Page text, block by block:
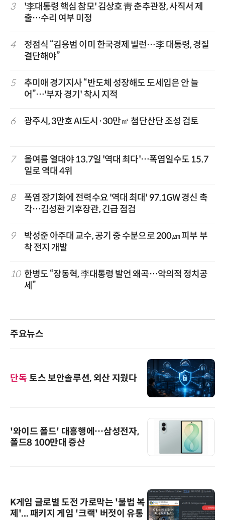
3
'李대통령 핵심 참모' 김상호 靑 춘추관장, 사직서 제
출…수리 여부 미정
4
정점식 “김용범 이미 한국경제 빌런…李 대통령, 경질
결단해야”
5
추미애 경기지사 “반도체 성장해도 도세입은 안 늘
어”…'부자 경기' 착시 지적
6 광주시, 3만호 AI도시·30만㎡ 첨단산단 조성 검토
7
올여름 열대야 13.7일 '역대 최다'…폭염일수도 15.7
일로 역대 4위
8
폭염 장기화에 전력수요 '역대 최대' 97.1GW 경신 촉
각…김성환 기후장관, 긴급 점검
9
박성준 아주대 교수, 공기 중 수분으로 200㎛ 피부 부
착 전지 개발
10 한병도 “장동혁, 李대통령 발언 왜곡…악의적 정치공
세”
주요뉴스
단독 토스 보안솔루션, 외산 지웠다
'와이드 폴드' 대흥행에…삼성전자,
폴드8 100만대 증산
K게임 글로벌 도전 가로막는 '불법 복
제'... 패키지 게임 '크랙' 버젓이 유통